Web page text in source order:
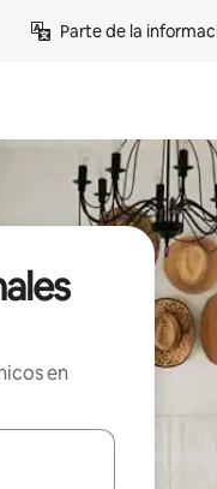
Parte de la
en
navega con las teclas